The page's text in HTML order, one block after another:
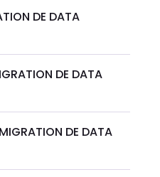
DE DATA
DE DATA
DE DATA